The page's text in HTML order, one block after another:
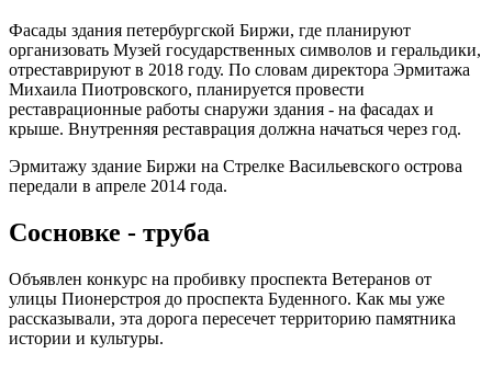
Фасады здания петербургской Биржи, где планируют
организовать Музей государственных символов и геральдики,
отреставрируют в 2018 году. По словам директора Эрмитажа
Михаила Пиотровского, планируется провести
реставрационные работы снаружи здания - на фасадах и
крыше. Внутренняя реставрация должна начаться через год.
Эрмитажу здание Биржи на Стрелке Васильевского острова
передали в апреле 2014 года.
Сосновке - труба
Объявлен конкурс на пробивку проспекта Ветеранов от
улицы Пионерстроя до проспекта Буденного. Как мы уже
рассказывали, эта дорога пересечет территорию памятника
истории и культуры.